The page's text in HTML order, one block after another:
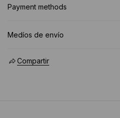
Payment methods
Medíos de envío
Compartir